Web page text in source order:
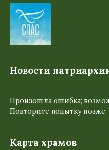
Новости
Произошла ошибка;
Повторите попытку позже.
Карта храмов